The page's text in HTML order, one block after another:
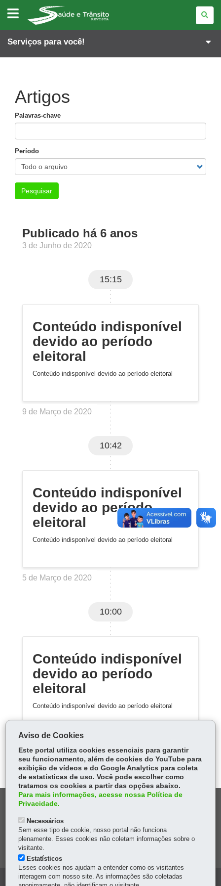
REVISTA
SAÚDE
E
TRÂNSITO
Serviços para você!
Artigos
Palavras-chave
Período
Pesquisar
Publicado há 6 anos
3 de Junho de 2020
15:15
Conteúdo indisponível
devido ao período
eleitoral
Conteúdo indisponível devido ao período eleitoral
9 de Março de 2020
10:42
Conteúdo indisponível
devido ao período
eleitoral
Conteúdo indisponível devido ao período eleitoral
5 de Março de 2020
10:00
Conteúdo indisponível
devido ao período
eleitoral
Conteúdo indisponível devido ao período eleitoral
MAPA DO SITE
DENUNCIE CORRUPÇÃO
OUVIDORIA
Aviso de Cookies
Este portal utiliza cookies essenciais para garantir
seu funcionamento, além de cookies do YouTube para
exibição de vídeos e do Google Analytics para coleta
de estatísticas de uso. Você pode escolher como
tratamos os cookies a partir das opções abaixo.
Para mais informações, acesse nossa Política de
Privacidade.
Necessários
Sem esse tipo de cookie, nosso portal não funciona
plenamente. Esses cookies não coletam informações sobre o
visitante.
Estatísticos
Esses cookies nos ajudam a entender como os visitantes
interagem com nosso site. As informações são coletadas